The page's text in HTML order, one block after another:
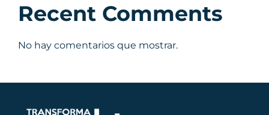
Recent Comments
No hay comentarios que mostrar.